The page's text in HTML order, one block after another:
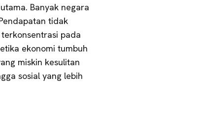
Banyak negara
tidak
pada
ekonomi tumbuh
miskin kesulitan
sosial yang lebih